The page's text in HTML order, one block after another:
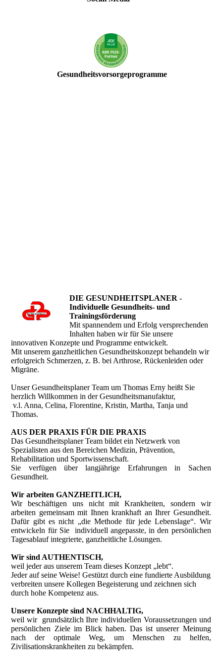
Gesundheitsvorsorgeprogramme
DIE GESUNDHEITSPLANER -
Individuelle Gesundheits- und
Trainingsförderung
Mit spannendem und Erfolg versprechenden
Inhalten haben wir für Sie unsere
innovativen Konzepte und Programme entwickelt.
Mit unserem ganzheitlichen Gesundheitskonzept behandeln wir
erfolgreich Schmerzen, z. B. bei Arthrose, Rückenleiden oder
Migräne.
Unser Gesundheitsplaner Team um Thomas Erny heißt Sie
herzlich Willkommen in der Gesundheitsmanufaktur,
v.l. Anna, Celina, Florentine, Kristin, Martha, Tanja und
Thomas.
AUS DER PRAXIS FÜR DIE PRAXIS
Das Gesundheitsplaner Team bildet ein Netzwerk von
Spezialisten aus den Bereichen Medizin, Prävention,
Rehabilitation und Sportwissenschaft.
Sie verfügen über langjährige Erfahrungen in Sachen
Gesundheit.
Wir arbeiten GANZHEITLICH,
Wir beschäftigen uns nicht mit Krankheiten, sondern wir
arbeiten gemeinsam mit Ihnen krankhaft an Ihrer Gesundheit.
Dafür gibt es nicht „die Methode für jede Lebenslage“. Wir
entwickeln für Sie individuell angepasste, in den persönlichen
Tagesablauf integrierte, ganzheitliche Lösungen.
Wirsind AUTHENTISCH,
weil jeder aus unserem Team dieses Konzept „lebt“.
Jeder auf seine Weise! Gestütztdurch eine fundierte Ausbildung
verbreiten unsere KollegenBegeisterung und zeichnen sich
durch hohe Kompetenz aus.
UnsereKonzepte sindNACHHALTIG,
weil wir grundsätzlich Ihre individuellen Voraussetzungen und
persönlichen Ziele im Blick haben. Das ist unserer Meinung
nach der optimale Weg, um Menschen zu helfen,
Zivilisationskrankheiten zu bekämpfen.